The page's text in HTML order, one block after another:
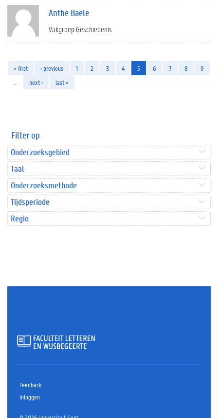
Anthe Baele
Vakgroep Geschiedenis
« first ‹ previous 1 2 3 4 5 6 7 8
9
next › last »
Filter op
Onderzoeksgebied
Taal
Onderzoeksmethode
Tijdsperiode
Regio
Feedback
Inloggen